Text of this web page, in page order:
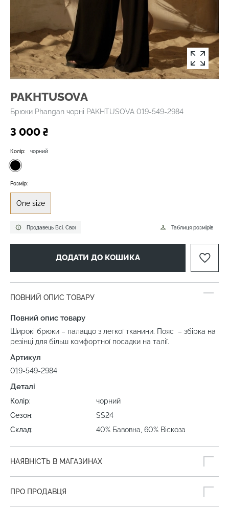
PAKHTUSOVA
Брюки Phangan чорні PAKHTUSOVA 019-549-2984
3 000 ₴
Продавець Всі. Свої
Колір: чорний
Таблиця розмірів
Розмір:
One size
ДОДАТИ ДО КОШИКА
ПОВНИЙ ОПИС ТОВАРУ
Повний опис товару
Широкі брюки – палаццо з легкої тканини. Пояс – збірка на
резінці для більш комфортної посадки на талії.
Артикул
019-549-2984
Деталі
Колір:
чорний
Сезон:
SS24
Склад:
40% Бавовна, 60% Віскоза
НАЯВНІСТЬ В МАГАЗИНАХ
ПРО ПРОДАВЦЯ